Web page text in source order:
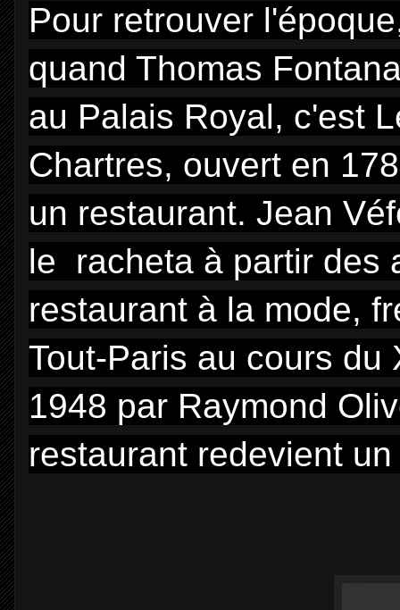
Pour retrouver
quand Thomas
au Palais Royal, c'est
Chartres, ouvert en
un restaurant. Jean
le racheta à partir des
restaurant à la mode,
Tout-Paris au cours du
1948 par Raymond
restaurant redevient